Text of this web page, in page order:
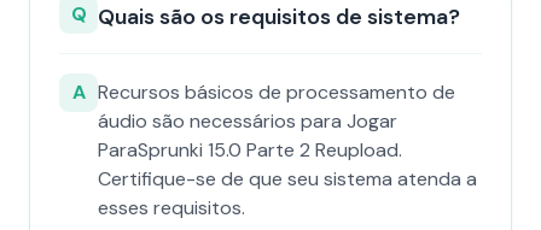
Q Quais são os requisitos de sistema?
A Recursos básicos de processamento de
áudio são necessários para Jogar
ParaSprunki 15.0 Parte 2 Reupload.
Certifique-se de que seu sistema atenda a
esses requisitos.